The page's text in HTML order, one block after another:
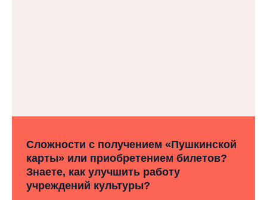
Сложности с получением «Пушкинской
карты» или приобретением билетов?
Знаете, как улучшить работу
учреждений культуры?